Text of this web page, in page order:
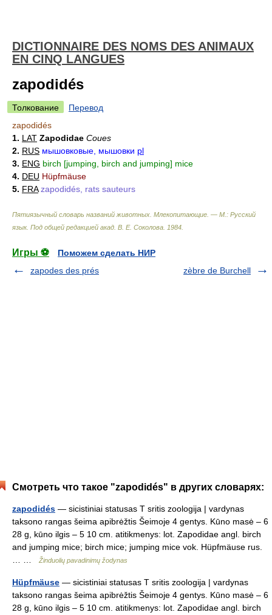
DICTIONNAIRE DES NOMS DES ANIMAUX
EN CINQ LANGUES
zapodidés
Толкование
Перевод
zapodidés
1. LAT Zapodidae Coues
2. RUS мышовковые, мышовки pl
3. ENG birch [jumping, birch and jumping] mice
4. DEU Hüpfmäuse
5. FRA zapodidés, rats sauteurs
Пятиязычный словарь названий животных. Млекопитающие. — М.: Русский
язык. Под общей редакцией акад. В. Е. Соколова 1984
Игры ⚽
Поможем сделать НИР
zapodes des prés
zèbre de Burchell
Смотреть что такое "zapodidés" в других словарях:
zapodidés — sicistiniai statusas T sritis zoologija | vardynas
taksono rangas šeima apibrėžtis Šeimoje 4 gentys. Kūno masė – 6
28 g, kūno ilgis – 5 10 cm. atitikmenys: lot. Zapodidae angl. birch
and jumping mice; birch mice; jumping mice vok. Hüpfmäuse rus.
Žinduolių pavadinimų žodynas
Hüpfmäuse — sicistiniai statusas T sritis zoologija | vardynas
taksono rangas šeima apibrėžtis Šeimoje 4 gentys. Kūno masė – 6
28 g, kūno ilgis – 5 10 cm. atitikmenys: lot. Zapodidae angl. birch